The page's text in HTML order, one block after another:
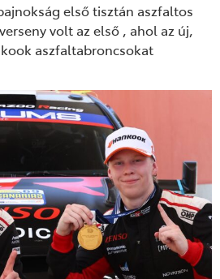
első tisztán aszfaltos
volt az első , ahol az új,
aszfaltabroncsokat